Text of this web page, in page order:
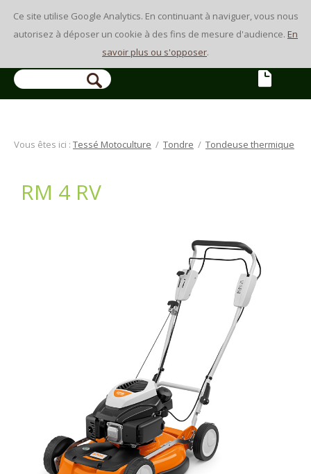
Ce site utilise Google Analytics. En continuant à naviguer, vous nous
autorisez à déposer un cookie à des fins de mesure d'audience. En
savoir plus ou s'opposer.
Vous êtes ici : Tessé Motoculture / Tondre / Tondeuse thermique
RM 4 RV